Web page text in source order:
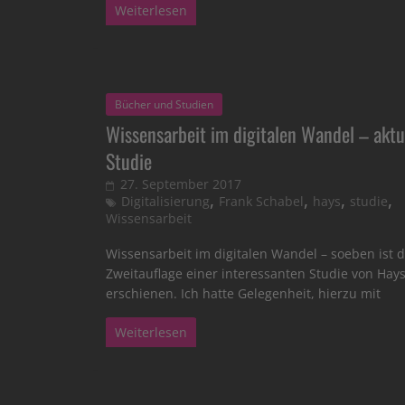
Weiterlesen
Bücher und Studien
Wissensarbeit im digitalen Wandel –
Studie
27. September 2017
Digitalisierung, Frank Schabel, hays, studie,
Wissensarbeit
Wissensarbeit im digitalen Wandel – soeben ist
Zweitauflage einer interessanten Studie von Hays
erschienen. Ich hatte Gelegenheit, hierzu mit
Weiterlesen